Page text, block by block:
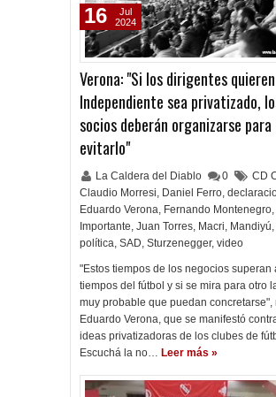
Verona: "Si los dirigentes
Independiente sea privatizado,
socios deberán organizarse para
evitarlo"
La Caldera del Diablo 0 CD
Claudio Morresi, Daniel Ferro,
Eduardo Verona, Fernando Montenegro,
Importante, Juan Torres, Macri, Mandiyú,
política, SAD, Sturzenegger, video
"Estos tiempos de los negocios superan
tiempos del fútbol y si se mira para otro
muy probable que puedan concretarse",
Eduardo Verona, que se manifestó
ideas privatizadoras de los clubes de
Escuchá la no… Leer más »
16
Jul
2024